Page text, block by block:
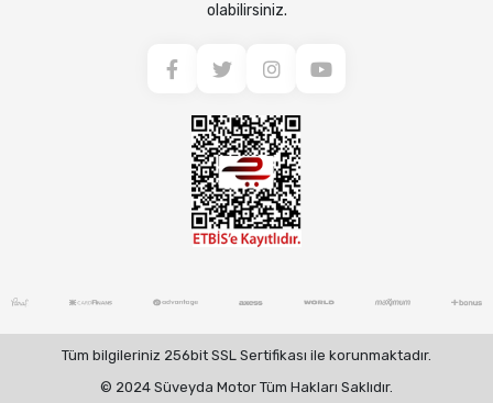
olabilirsiniz.
Tüm bilgileriniz 256bit SSL Sertifikası ile korunmaktadır.
© 2024 Süveyda Motor Tüm Hakları Saklıdır.